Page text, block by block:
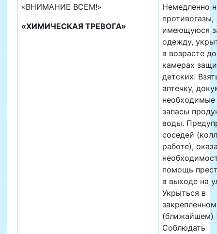
«ВНИМАНИЕ ВСЕМ!»
«ХИМИЧЕСКАЯ ТРЕВОГА»
Немедленно
противогазы,
имеющуюся
одежду,
в возрасте
камерах
детских.
аптечку,
запасы
воды.
соседей
работе),
помощь
в выходе на
Укрыться в
закрепленном
(ближайшем)
Соблюдать